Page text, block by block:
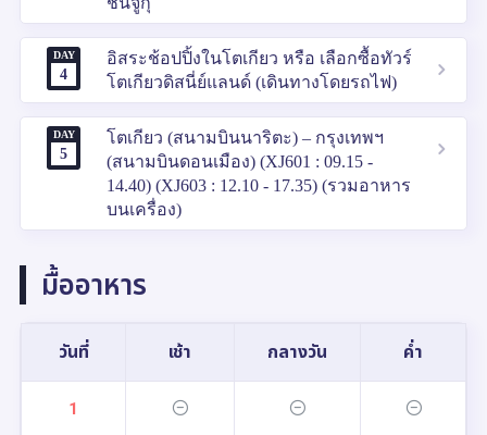
DAY
4
อิสระช้อปปิ้งในโตเกียว หรือ เลือกซื้อทัวร์
โตเกียวดิสนี่ย์แลนด์ (เดินทางโดยรถไฟ)
DAY
5
โตเกียว (สนามบินนาริตะ) – กรุงเทพฯ
(สนามบินดอนเมือง) (XJ601 : 09.15 -
14.40) (XJ603 : 12.10 - 17.35) (รวมอาหาร
บนเครื่อง)
มื้ออาหาร
วันที่ เช้า กลางวัน ค่ำ
1